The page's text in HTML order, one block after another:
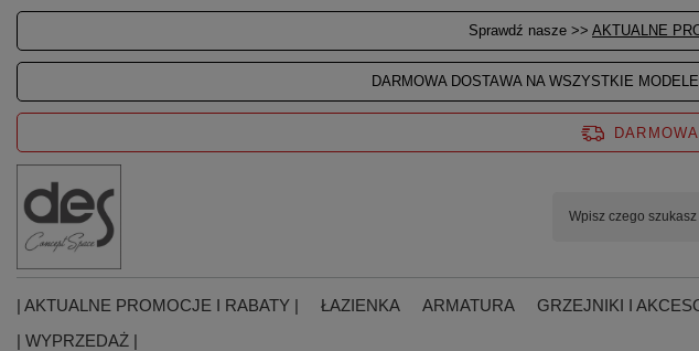
Sprawdź nasze >> AKTUALNE
DARMOWA DOSTAWA NA WSZYSTKIE
| AKTUALNE PROMOCJE I RABATY | ŁAZIENKA ARMATURA GRZEJNIKI I
| WYPRZEDAŻ |